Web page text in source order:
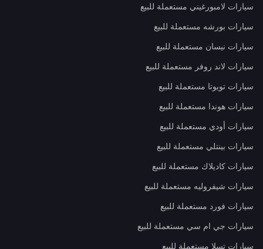
سيارات لامبورغيني مستعملة للبيع
سيارات بورشه مستعملة للبيع
سيارات نيسان مستعملة للبيع
سيارات لاند روفر مستعملة للبيع
سيارات تويوتا مستعملة للبيع
سيارات هوندا مستعملة للبيع
سيارات أودي مستعملة للبيع
سيارات بينتلي مستعملة للبيع
سيارات كاديلاك مستعملة للبيع
سيارات شيفروليه مستعملة للبيع
سيارات فورد مستعملة للبيع
سيارات جي ام سي مستعملة للبيع
سيارات تسلا مستعملة للبيع